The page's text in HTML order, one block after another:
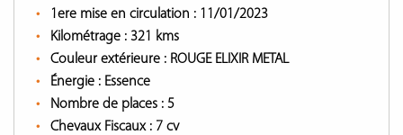
1ere mise en circulation : 11/01/2023
Kilométrage : 321 kms
Couleur extérieure : ROUGE ELIXIR METAL
Énergie : Essence
Nombre de places : 5
Chevaux Fiscaux : 7 cv